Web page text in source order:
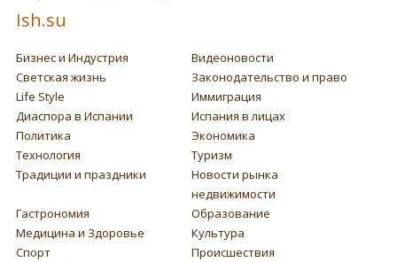
Ish.su
Бизнес и Индустрия
Видеоновости
Светская жизнь
Законодательство и право
Life Style
Иммиграция
Диаспора в Испании
Испания в лицах
Политика
Экономика
Технология
Туризм
Традиции и праздники
Новости рынка
недвижимости
Гастрономия
Образование
Медицина и Здоровье
Культура
Спорт
Происшествия